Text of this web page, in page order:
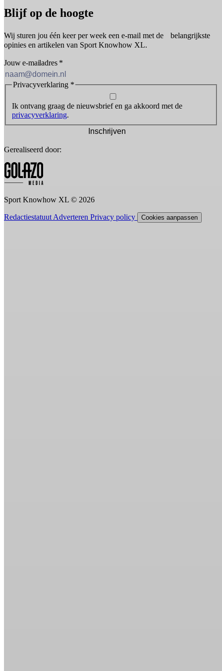
Blijf op de hoogte
Wij sturen jou één keer per week een e-mail met de belangrijkste
opinies en artikelen van Sport Knowhow XL.
Jouw e-mailadres *
Privacyverklaring *
Ik ontvang graag de nieuwsbrief en ga akkoord met de
privacyverklaring.
Inschrijven
Gerealiseerd door:
Sport Knowhow XL © 2026
Redactiestatuut Adverteren Privacy policy Cookies aanpassen